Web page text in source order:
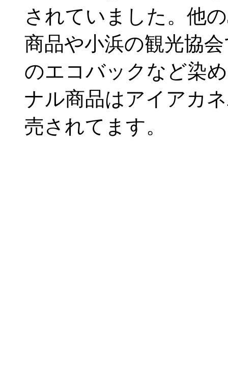
されていました。他
商品や小浜の観光協
のエコバックなど染
ナル商品はアイアカ
売されてます。